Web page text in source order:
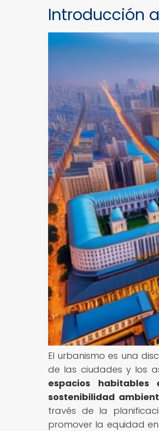
Introducción
El urbanismo es una
de las ciudades y los
espacios
sostenibilidad
través de la
promover la equidad